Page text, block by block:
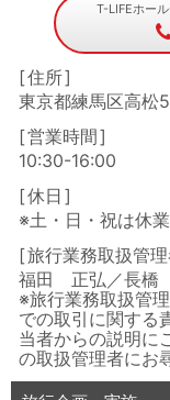
T-LIFEホー
住所
東京都練馬区高松
営業時間
10:30-16:00
休日
※土・日・祝は休
旅行業務取扱管
福田 正弘／長
※旅行業務取扱管
での取引に関する
当者からの説明に
の取扱管理者にお